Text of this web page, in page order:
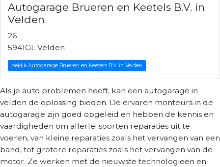
Autogarage Brueren en Keetels B.V. in
Velden
26
5941GL Velden
bekijk Autogarage Brueren en Keetels B.V. in Velden
Als je auto problemen heeft, kan een autogarage in
velden de oplossing bieden. De ervaren monteurs in de
autogarage zijn goed opgeleid en hebben de kennis en
vaardigheden om allerlei soorten reparaties uit te
voeren, van kleine reparaties zoals het vervangen van een
band, tot grotere reparaties zoals het vervangen van de
motor. Ze werken met de nieuwste technologieën en